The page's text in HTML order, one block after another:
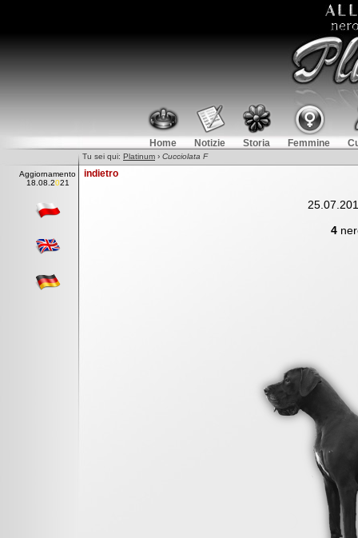
Home Notizie Storia Femmine
Tu sei qui: Platinum › Cucciolata F
Aggiornamento
18 08.2021
indietro
4